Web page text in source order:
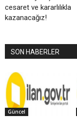
cesaret ve kararlılıkla
kazanacağız!
SON HABERLER
Güncel